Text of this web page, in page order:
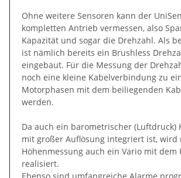
Ohne weitere Sensoren kann der
kompletten Antrieb vermessen, also
Kapazität und sogar die Drehzahl. Als
ist nämlich bereits ein Brushless
eingebaut. Für die Messung der
noch eine kleine Kabelverbindung zu
Motorphasen mit dem beiliegenden
werden.
Da auch ein barometrischer (Luftdruck)
mit großer Auflösung integriert ist, wird
Höhenmessung auch ein Vario mit dem
realisiert.